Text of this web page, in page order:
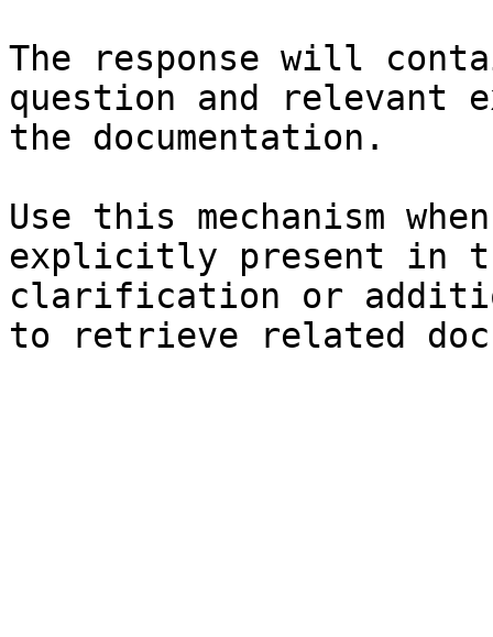
The response will
question and relevant
the documentation.
Use this mechanism
explicitly present in
clarification or